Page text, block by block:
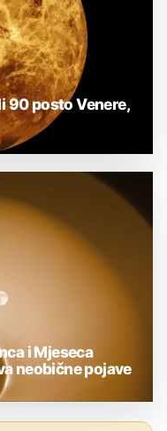
90 posto Venere,
i Mjeseca
neobične pojave